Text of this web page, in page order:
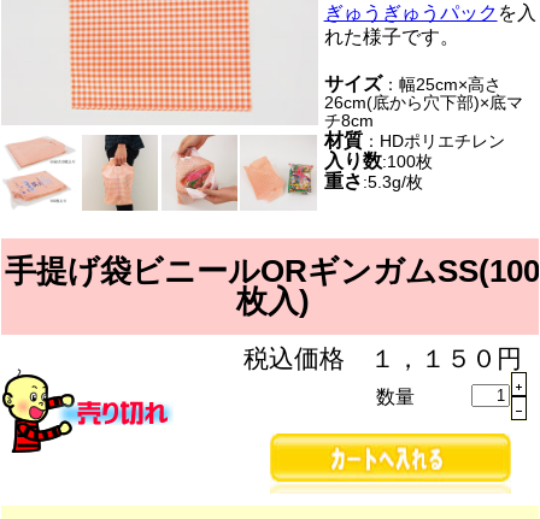
ぎゅうぎゅうパック を入
れた様子です。
サイズ：幅25cm×高さ
26cm(底から穴下部)×底マ
チ8cm
材質：HDポリエチレン
入り数:100枚
重さ:5.3g/枚
手提げ袋ビニールORギンガムSS(100
枚入)
税込価格 １，１５０円
数量